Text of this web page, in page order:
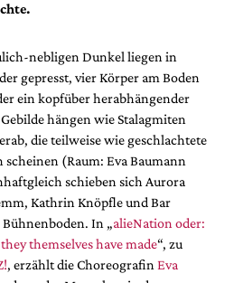
nebligen Dunkel liegen in
gepresst, vier Körper am Boden
ein kopfüber herabhängender
hängen wie Stalagmiten
die teilweise wie geschlachtete
(Raum: Eva Baumann
schieben sich Aurora
Kathrin Knöpfle und Bar
In „alieNation oder:
themselves have made“, zu
, erzählt die Choreografin Eva